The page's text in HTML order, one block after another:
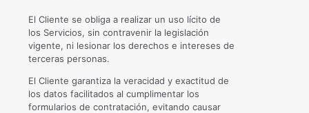
El Cliente se obliga a realizar un uso lícito de
los Servicios, sin contravenir la legislación
vigente, ni lesionar los derechos e intereses de
terceras personas.
El Cliente garantiza la veracidad y exactitud de
los datos facilitados al cumplimentar los
formularios de contratación, evitando causar